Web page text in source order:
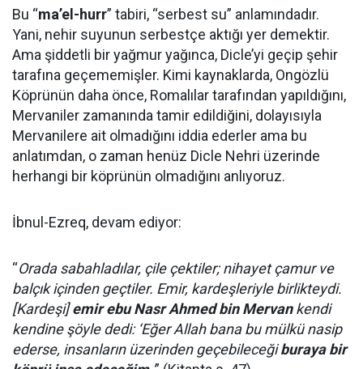
Bu “ma’el-hurr” tabiri, “serbest su” anlamındadır.
Yani, nehir suyunun serbestçe aktığı yer demektir.
Ama şiddetli bir yağmur yağınca, Dicle’yi geçip şehir
tarafına geçememişler. Kimi kaynaklarda, Ongözlü
Köprünün daha önce, Romalılar tarafından yapıldığını,
Mervaniler zamanında tamir edildiğini, dolayısıyla
Mervanilere ait olmadığını iddia ederler ama bu
anlatımdan, o zaman henüz Dicle Nehri üzerinde
herhangi bir köprünün olmadığını anlıyoruz.
İbnul-Ezreq, devam ediyor:
“Orada sabahladılar, çile çektiler; nihayet çamur ve
balçık içinden geçtiler. Emir, kardeşleriyle birlikteydi.
[Kardeşi]emir ebu Nasr Ahmed bin Mervankendi
kendine şöyle dedi: ‘Eğer Allah bana bu mülkü nasip
ederse, insanların üzerinden geçebileceğiburaya bir